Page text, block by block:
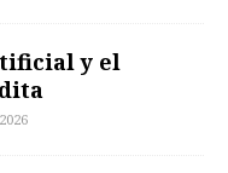
y el